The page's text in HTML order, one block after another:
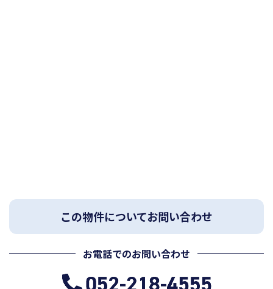
この物件についてお問い合わせ
お電話でのお問い合わせ